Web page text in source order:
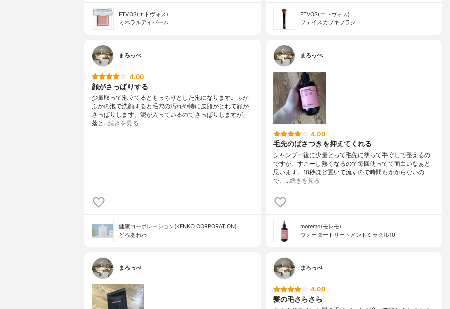
ETVOS(エトヴォス)
ミネラルアイバーム
ETVOS(エトヴォス)
フェイスカブキブラシ
まろっぺ
4.00
顔がさっぱりする
少量取って泡立てるともっちりとした泡になります。ふか
ふかの泡で洗顔すると毛穴の汚れや特に皮脂がとれて顔が
さっぱりします。泥が入っているのでさっぱりしますが、
落と…続きを見る
健康コーポレーション(KENKO CORPORATION)
どろあわわ
まろっぺ
4.00
毛先のぱさつきを抑えてくれる
シャンプー後に少量とって毛先に塗って手ぐしで整えるの
ですが、すこーし熱くなるので毎回使ってて面白いなぁと
思います。10秒ほど置いて流すので時間もかからないの
で、…続きを見る
moremo(モレモ)
ウォータートリートメントミラクル10
まろっぺ まろっぺ
4.00
髪の毛さらさら